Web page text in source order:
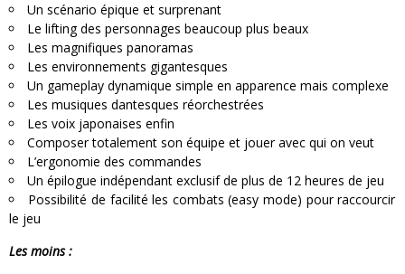
Un scénario épique et surprenant
Le lifting des personnages beaucoup plus beaux
Les magnifiques panoramas
Les environnements gigantesques
Un gameplay dynamique simple en apparence mais complexe
Les musiques dantesques réorchestrées
Les voix japonaises enfin
Composer totalement son équipe et jouer avec qui on veut
L’ergonomie des commandes
Un épilogue indépendant exclusif de plus de 12 heures de jeu
Possibilité de facilité les combats (easy mode) pour raccourcir
le jeu
Les moins :